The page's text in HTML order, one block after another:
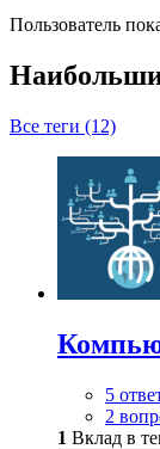
Пользователь
Все теги (12)
5
2
1 Вклад в